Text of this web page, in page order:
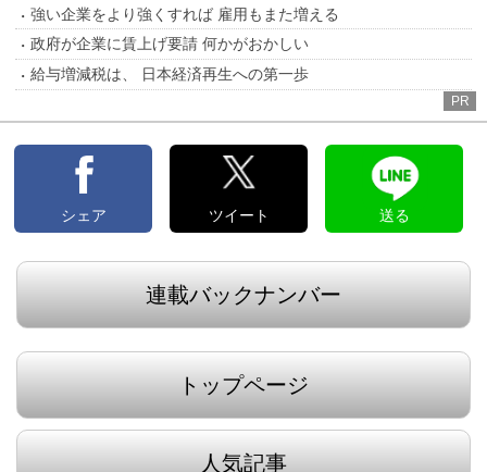
強い企業をより強くすれば 雇用もまた増える
政府が企業に賃上げ要請 何かがおかしい
給与増減税は、 日本経済再生への第一歩
PR
シェア ツイート 送る
連載バックナンバー
トップページ
人気記事